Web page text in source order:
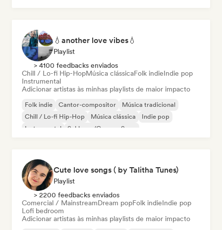
💧another love vibes💧
Playlist
> 4100 feedbacks enviados
Chill / Lo-fi Hip-HopMúsica clássicaFolk indieIndie pop
Instrumental
Adicionar artistas às minhas playlists de maior impacto
Folk indie Cantor-compositor
Música tradicional
Chill / Lo-fi Hip-Hop
Música clássica
Indie pop
Instrumental
Schlager/German Song
Cute love songs ( by Talitha Tunes)
Playlist
> 2200 feedbacks enviados
Comercial / MainstreamDream popFolk indieIndie pop
Lofi bedroom
Adicionar artistas às minhas playlists de maior impacto